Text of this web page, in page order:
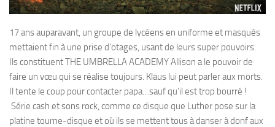
17 ans auparavant, un groupe de lycéens en uniforme et masqués
mettaient fin à une prise d’otages, usant de leurs super pouvoirs.
Ils constituent THE UMBRELLA ACADEMY Allison a le pouvoir de
faire un vœu qui se réalise toujours. Klaus lui peut parler aux morts.
Il tente le coup pour contacter papa…sauf qu’il est trop bourré !
Série cash et sons rock, comme ce disque que Luther pose sur la
platine tourne-disque et où ils se mettent tous à danser à donf aux